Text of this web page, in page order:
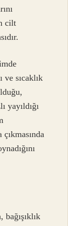
cilt
ve sıcaklık
yayıldığı
çıkmasında